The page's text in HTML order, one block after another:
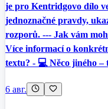
je pro Kentridgovo dílo
jednoznačné pravdy,
rozporů. --- Jak vám
Více informací o
textu? - 💻 Něco jiného
6 авг.